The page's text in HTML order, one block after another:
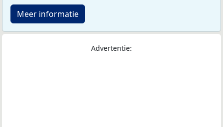
Meer informatie
Advertentie: